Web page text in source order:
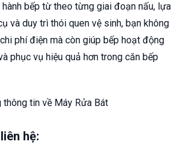
hành bếp từ theo từng giai đoạn nấu, lựa
và duy trì thói quen vệ sinh, bạn không
phí điện mà còn giúp bếp hoạt động
phục vụ hiệu quả hơn trong căn bếp
thông tin về Máy Rửa Bát
hệ: